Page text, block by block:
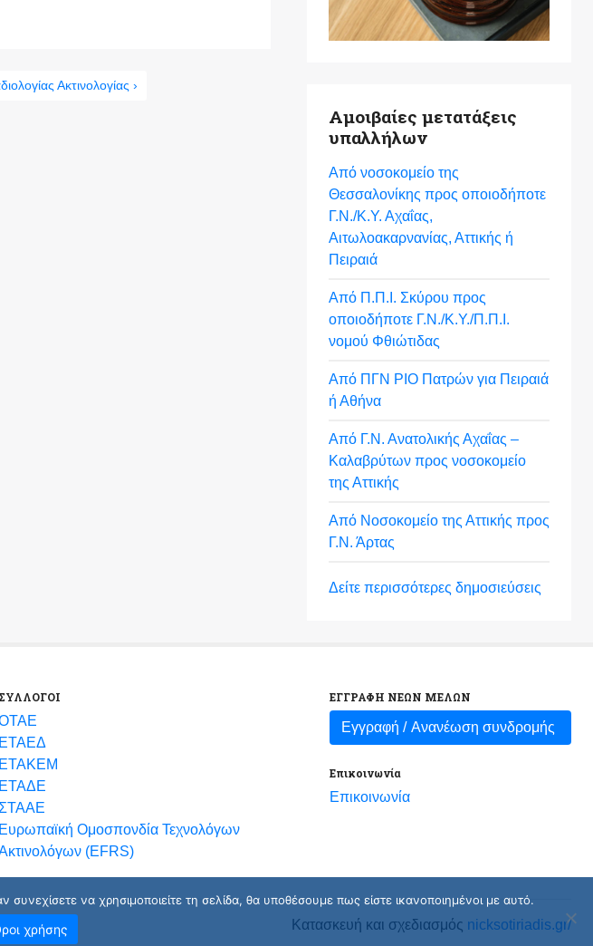
Ακτινολογίας ›
Αμοιβαίες μετατάξεις
υπαλλήλων
Από νοσοκομείο της
Θεσσαλονίκης προς οποιοδήποτε
Γ.Ν./Κ.Υ. Αχαΐας,
Αιτωλοακαρνανίας, Αττικής ή
Πειραιά
Από Π.Π.Ι. Σκύρου προς
οποιοδήποτε Γ.Ν./Κ.Υ./Π.Π.Ι.
νομού Φθιώτιδας
Από ΠΓΝ ΡΙΟ Πατρών για Πειραιά
ή Αθήνα
Από Γ.Ν. Ανατολικής Αχαΐας –
Καλαβρύτων προς νοσοκομείο
της Αττικής
Από Νοσοκομείο της Αττικής προς
Γ.Ν. Άρτας
Δείτε περισσότερες δημοσιεύσεις
ΣΥΛΛΟΓΟΙ
ΕΤΑΕΔ
ΕΤΑΚΕΜ
ΕΤΑΔΕ
ΣΤΑΑΕ
Ευρωπαϊκή Ομοσπονδία Τεχνολόγων
(EFRS)
ΕΓΓΡΑΦΗ ΝΕΩΝ ΜΕΛΩΝ
Εγγραφή / Ανανέωση συνδρομής
Επικοινωνία
Επικοινωνία
Κατασκευή και σχεδιασμός nicksotiriadis.gr/
να χρησιμοποιείτε τη σελίδα, θα υποθέσουμε πως είστε ικανοποιημένοι με αυτό.
χρήσης